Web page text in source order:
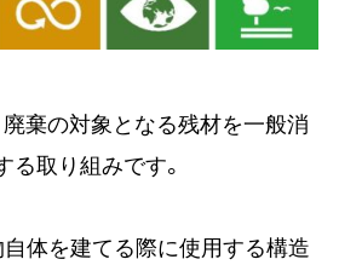
廃棄の対象となる残材を一般消
取り組みです。
自体を建てる際に使用する構造